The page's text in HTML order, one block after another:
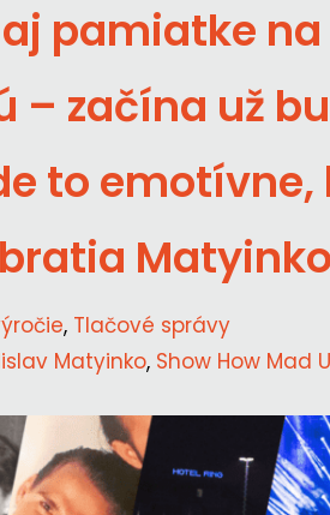
pamiatke
– začína už
to
, Tlačové správy
Matyinko, Show How Mad